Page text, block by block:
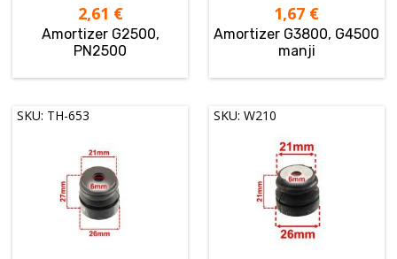
2,61 €
Amortizer G2500,
PN2500
1,67 €
Amortizer G3800, G4500
manji
SKU: TH-653 SKU: W210